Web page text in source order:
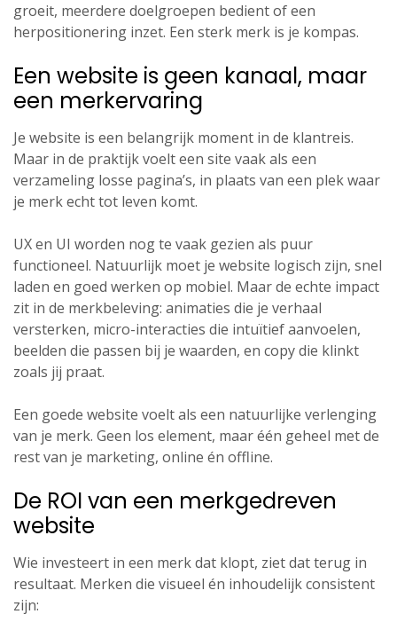
groeit, meerdere doelgroepen bedient of een
herpositionering inzet. Een sterk merk is je kompas.
Een website is geen kanaal, maar
een merkervaring
Je website is een belangrijk moment in de klantreis.
Maar in de praktijk voelt een site vaak als een
verzameling losse pagina’s, in plaats van een plek waar
je merk echt tot leven komt.
UX en UI worden nog te vaak gezien als puur
functioneel. Natuurlijk moet je website logisch zijn, snel
laden en goed werken op mobiel. Maar de echte impact
zit in de merkbeleving: animaties die je verhaal
versterken, micro-interacties die intuïtief aanvoelen,
beelden die passen bij je waarden, en copy die klinkt
zoals jij praat.
Een goede website voelt als een natuurlijke verlenging
van je merk. Geen los element, maar één geheel met de
rest van je marketing, online én offline.
De ROI van een merkgedreven
website
Wie investeert in een merk dat klopt, ziet dat terug in
resultaat. Merken die visueel én inhoudelijk consistent
zijn: